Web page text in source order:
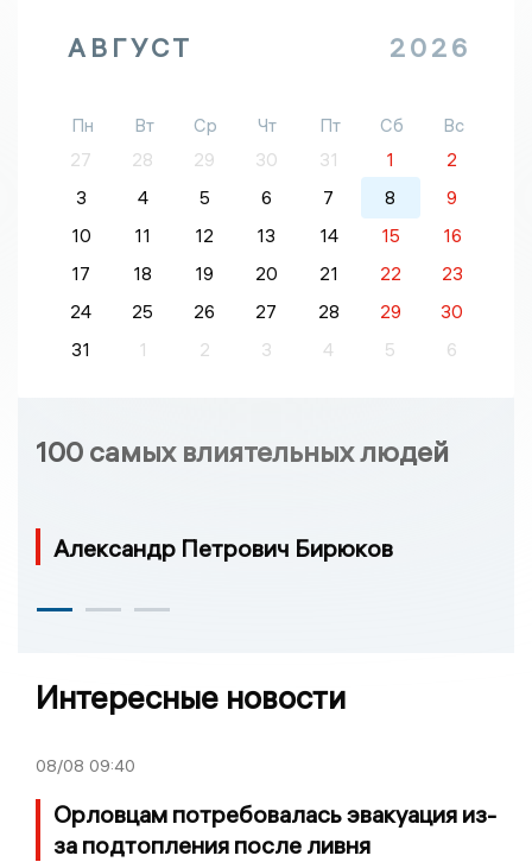
АВГУСТ 2026
Пн Вт Ср Чт Пт Сб
Вс
27
28 29 30 31 1
2
3
4 5 6 7 8
9
10
11 12 13 14 15
16
17
18 19 20 21 22
23
24
25 26 27 28 29
30
31
1 2 3 4 5 6
100 самых влиятельных людей
Александр Петрович Бирюков
Интересные новости
08/08 09:40
Орловцам потребовалась эвакуация из-
за подтопления после ливня